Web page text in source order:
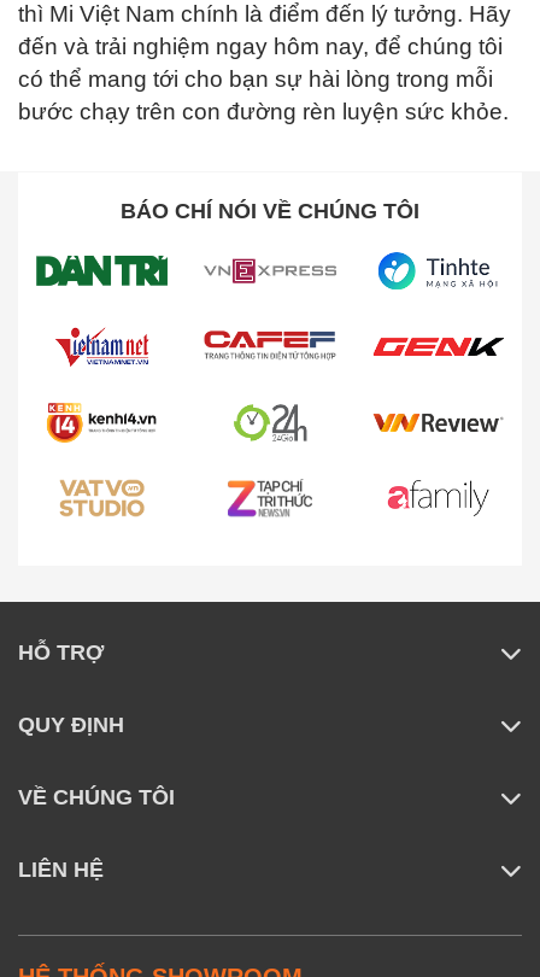
thì Mi Việt Nam chính là điểm đến lý tưởng. Hãy
đến và trải nghiệm ngay hôm nay, để chúng tôi
có thể mang tới cho bạn sự hài lòng trong mỗi
bước chạy trên con đường rèn luyện sức khỏe.
BÁO CHÍ NÓI VỀ CHÚNG TÔI
HỖ TRỢ
QUY ĐỊNH
VỀ CHÚNG TÔI
LIÊN HỆ